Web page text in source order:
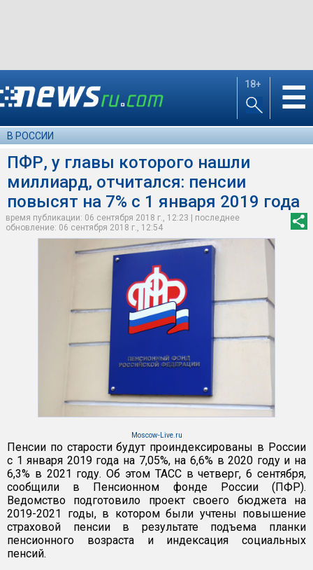
18+ ☰
В РОССИИ
ПФР, у главы которого нашли
миллиард, отчитался: пенсии
повысят на 7% с 1 января 2019 года
время публикации: 06 сентября 2018 г., 12:23 | последнее
обновление: 06 сентября 2018 г., 12:54
Moscow-Live.ru
Пенсии по старости будут проиндексированы в России
с 1 января 2019 года на 7,05%, на 6,6% в 2020 году и на
6,3% в 2021 году. Об этом ТАСС в четверг, 6 сентября,
сообщили в Пенсионном фонде России (ПФР).
Ведомство подготовило проект своего бюджета на
2019-2021 годы, в котором были учтены повышение
страховой пенсии в результате подъема планки
пенсионного возраста и индексация социальных
пенсий.